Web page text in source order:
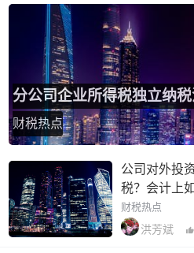
分公司企业所得税独立纳
财税热点
公司对外投
税？会计上
财税热点
洪芳斌